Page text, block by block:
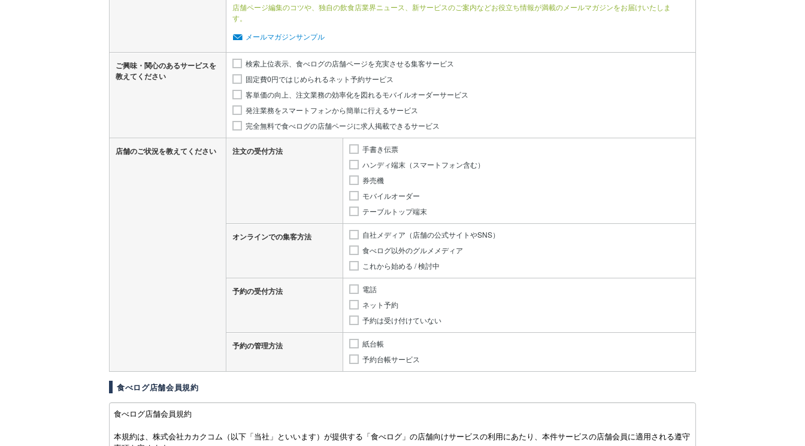
店舗ページ編集のコツや、独自の飲食店業界ニュース、新サービスのご案内などお役立ち情報が満載のメールマガジンをお届けいたしま
す。
メールマガジンサンプル
ご興味・関心のあるサービスを
教えてください
検索上位表示、食べログの店舗ページを充実させる集客サービス
固定費0円ではじめられるネット予約サービス
客単価の向上、注文業務の効率化を図れるモバイルオーダーサービス
発注業務をスマートフォンから簡単に行えるサービス
完全無料で食べログの店舗ページに求人掲載できるサービス
店舗のご状況を教えてください 注文の受付方法
手書き伝票
ハンディ端末（スマートフォン含む）
券売機
モバイルオーダー
テーブルトップ端末
オンラインでの集客方法
自社メディア（店舗の公式サイトやSNS）
食べログ以外のグルメメディア
これから始める / 検討中
予約の受付方法
電話
ネット予約
予約は受け付けていない
予約の管理方法
紙台帳
予約台帳サービス
食べログ店舗会員規約